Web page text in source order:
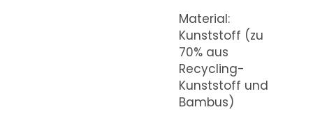
Material:
Kunststoff (zu
70% aus
Recycling-
Kunststoff und
Bambus)